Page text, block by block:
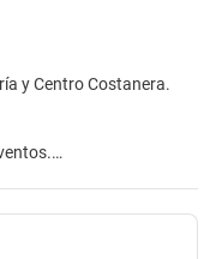
y Centro Costanera.
las comodidades, se